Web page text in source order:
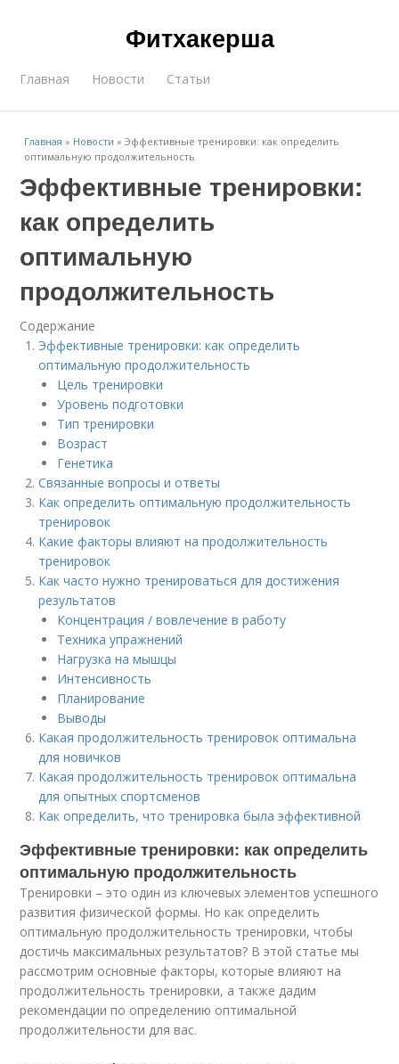
Фитхакерша
Главная Новости Статьи
Главная » Новости »Эффективные тренировки: как определить
оптимальную продолжительность
Эффективные тренировки:
как определить
оптимальную
продолжительность
Содержание
Эффективные тренировки: как определить
оптимальную продолжительность
Цель тренировки
Уровень подготовки
Тип тренировки
Возраст
Генетика
Связанные вопросы и ответы
Как определить оптимальную продолжительность
тренировок
Какие факторы влияют на продолжительность
тренировок
Как часто нужно тренироваться для достижения
результатов
Концентрация / вовлечение в работу
Техника упражнений
Нагрузка на мышцы
Интенсивность
Планирование
Выводы
Какая продолжительность тренировок оптимальна
для новичков
Какая продолжительность тренировок оптимальна
для опытных спортсменов
Как определить, что тренировка была эффективной
Эффективные тренировки: как определить
оптимальную продолжительность
Тренировки – это один из ключевых элементов успешного
развития физической формы. Но как определить
оптимальную продолжительность тренировки, чтобы
достичь максимальных результатов? В этой статье мы
рассмотрим основные факторы, которые влияют на
продолжительность тренировки, а также дадим
рекомендации по определению оптимальной
продолжительности для вас.